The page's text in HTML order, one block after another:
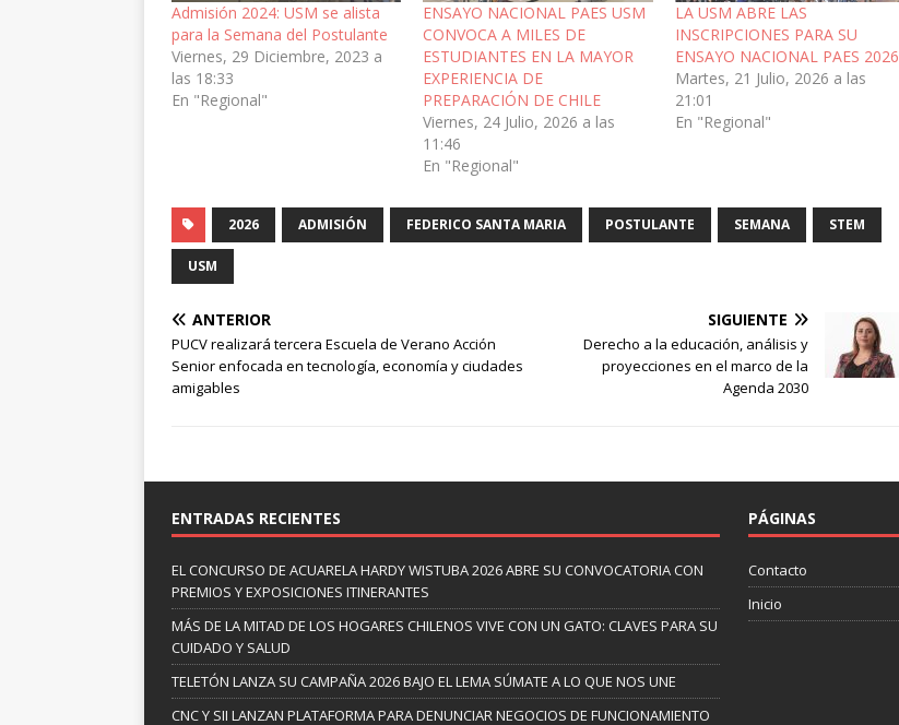
Admisión 2024: USM se alista
para la Semana del Postulante
Viernes, 29 Diciembre, 2023 a
las 18:33
En "Regional"
ENSAYO NACIONAL PAES USM
CONVOCA A MILES DE
ESTUDIANTES EN LA MAYOR
EXPERIENCIA DE
PREPARACIÓN DE CHILE
Viernes, 24 Julio, 2026 a las
11:46
En "Regional"
LA USM ABRE LAS
INSCRIPCIONES PARA SU
ENSAYO NACIONAL PAES 2026
Martes, 21 Julio, 2026 a las
21:01
En "Regional"
2026 ADMISIÓN FEDERICO SANTA MARIA POSTULANTE SEMANA STEM
USM
ANTERIOR
PUCV realizará tercera Escuela de Verano Acción
Senior enfocada en tecnología, economía y ciudades
amigables
SIGUIENTE
Derecho a la educación, análisis y
proyecciones en el marco de la
Agenda 2030
ENTRADAS RECIENTES
EL CONCURSO DE ACUARELA HARDY WISTUBA 2026 ABRE SU CONVOCATORIA CON
PREMIOS Y EXPOSICIONES ITINERANTES
MÁS DE LA MITAD DE LOS HOGARES CHILENOS VIVE CON UN GATO: CLAVES PARA SU
CUIDADO Y SALUD
TELETÓN LANZA SU CAMPAÑA 2026 BAJO EL LEMA SÚMATE A LO QUE NOS UNE
CNC Y SII LANZAN PLATAFORMA PARA DENUNCIAR NEGOCIOS DE FUNCIONAMIENTO
PÁGINAS
Contacto
Inicio